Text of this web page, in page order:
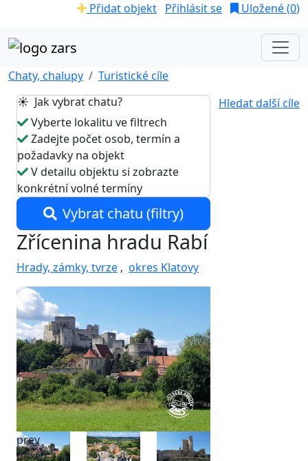
Přidat objekt Přihlásit se Uložené (0)
Chaty, chalupy
Turistické cíle
Hledat další cíle
☀️ Jak vybrat chatu?
Vyberte lokalitu ve filtrech
Zadejte počet osob, termín a
požadavky na objekt
V detailu objektu si zobrazte
konkrétní volné termíny
Vybrat chatu (filtry)
Zřícenina hradu Rabí
Hrady, zámky, tvrze , okres Klatovy
prev
next